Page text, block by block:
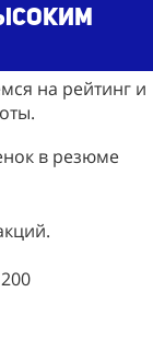
на рейтинг и
в резюме